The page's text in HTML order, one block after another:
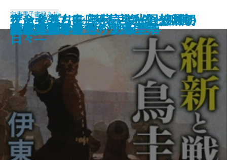
他者という病
オンブレ
凜と咲きて―花の剣士 凜―
夜と会う。II―喫茶店の僕と孤独
の森の魔獣―
亡命者の古書店―続・私のイギリ
ス物語―
想いの軌跡
老後破産―長寿という悪夢―
ブンヤ暮らし三十六年―回想の朝
日新聞―
蟻地獄
私の恋人
文庫電子書籍あり
維新と戦った男 大鳥圭介
葬送の仕事師たち
悲素〔上〕
悲素〔下〕
脳には妙なクセがある
GHQと戦った女 沢田美喜
林檎の樹
チャップリン自伝―栄光と波瀾の
日々―
八万遠
文学の淵を渡る